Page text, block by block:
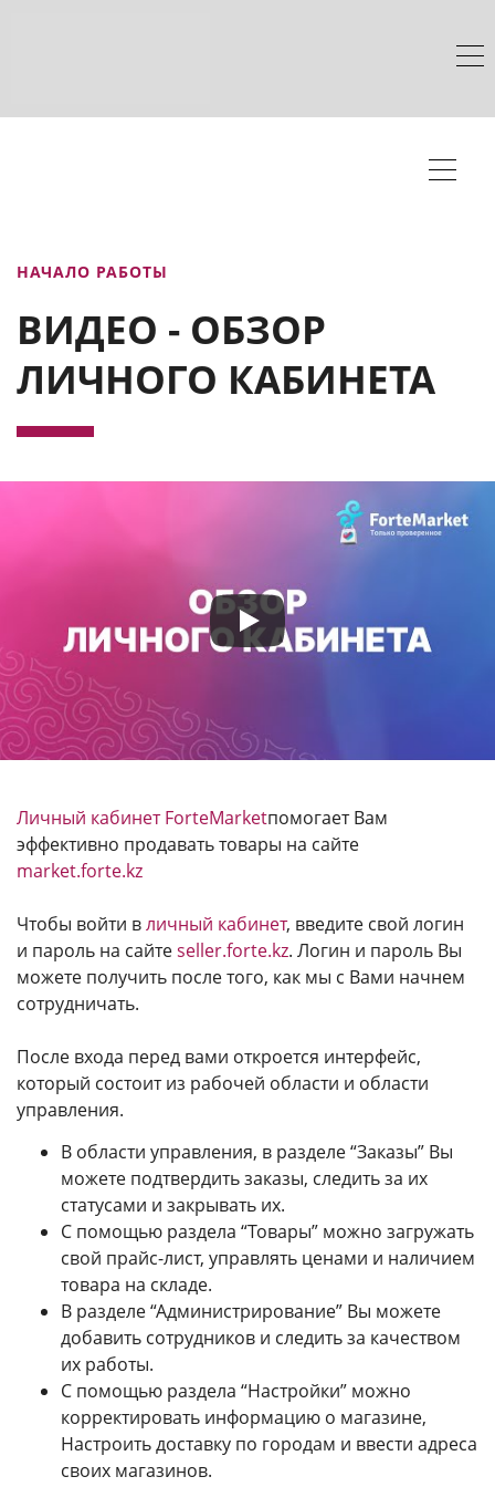
НАЧАЛО РАБОТЫ
ВИДЕО - ОБЗОР
ЛИЧНОГО КАБИНЕТА
Личный кабинет ForteMarketпомогает Вам
эффективно продавать товары на сайте
market.forte.kz
Чтобы войти вличный кабинет, введите свой логин
и пароль на сайтеseller.forte.kz. Логин и пароль Вы
можете получить после того, как мы с Вами начнем
сотрудничать.
После входа перед вами откроется интерфейс,
который состоит из рабочей области и области
управления.
В области управления, в разделе “Заказы” Вы
можете подтвердить заказы, следить за их
статусами и закрывать их.
С помощью раздела “Товары” можно загружать
свой прайс-лист, управлять ценами и наличием
товара на складе.
В разделе “Администрирование” Вы можете
добавить сотрудников и следить за качеством
их работы.
С помощью раздела “Настройки” можно
корректировать информацию о магазине,
Настроить доставку по городам и ввести адреса
своих магазинов.